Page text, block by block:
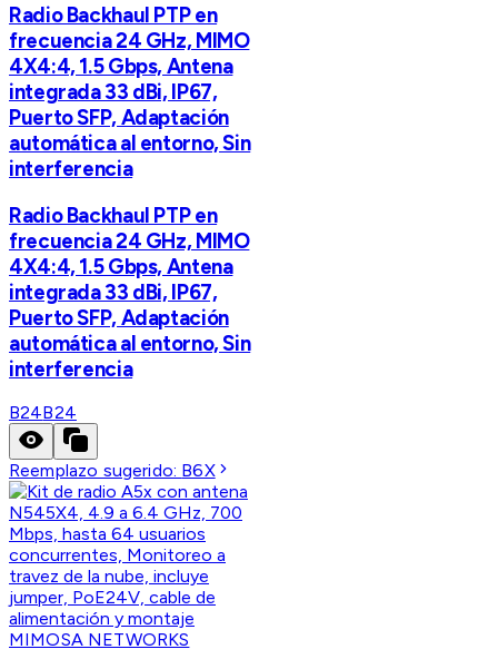
Radio Backhaul PTP en
frecuencia 24 GHz, MIMO
4X4:4, 1.5 Gbps, Antena
integrada 33 dBi, IP67,
Puerto SFP, Adaptación
automática al entorno, Sin
interferencia
Radio Backhaul PTP en
frecuencia 24 GHz, MIMO
4X4:4, 1.5 Gbps, Antena
integrada 33 dBi, IP67,
Puerto SFP, Adaptación
automática al entorno, Sin
interferencia
B24B24
Reemplazo sugerido: B6X
MIMOSA NETWORKS